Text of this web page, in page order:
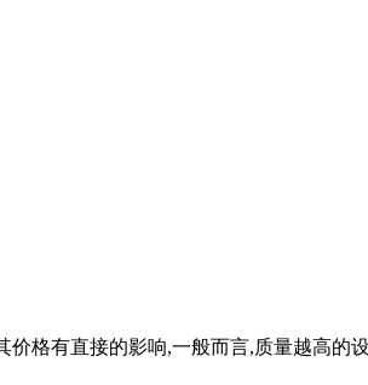
格有直接的影响,一般而言,质量越高